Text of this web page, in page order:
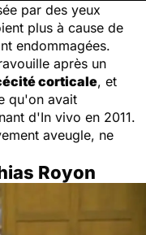
par des yeux
plus à cause de
endommagées.
après un
corticale, et
qu'on avait
d'In vivo en 2011.
aveugle, ne
Royon